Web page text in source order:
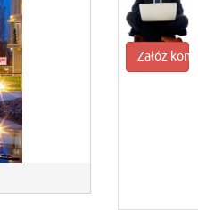
Załóż konto